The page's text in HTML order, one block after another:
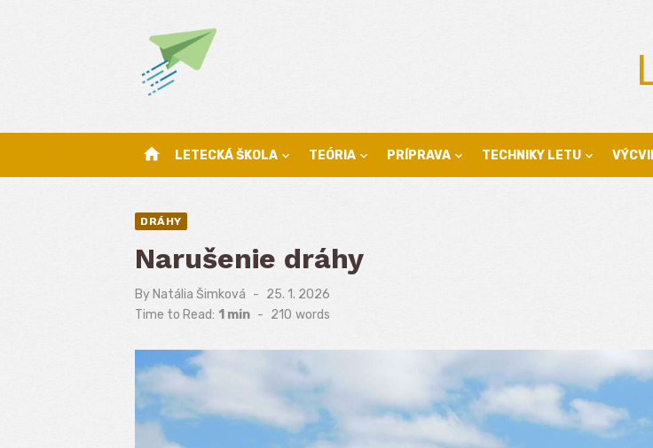
home LETECKÁ ŠKOLA TEÓRIA PRÍPRAVA TECHNIKY LETU
DRÁHY
Narušenie dráhy
By Natália Šimková
Posted
on
25. 1. 2026
Time to Read: 1 min - 210 words